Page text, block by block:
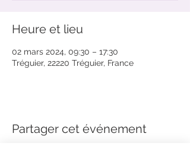
Heure et lieu
02 mars 2024, 09:30 – 17:30
Tréguier, 22220 Tréguier, France
Partager cet événement